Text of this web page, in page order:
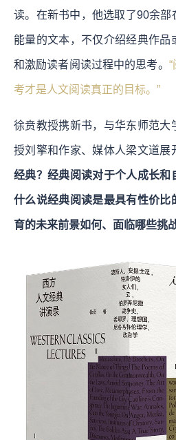
读。在新书中，他选取了90余部
能量的文本，不仅介绍经典作品
和激励读者阅读过程中的思考。
考才是人文阅读真正的目标。”
徐贲教授携新书，与华东师范大
授刘擎和作家、媒体人梁文道展
经典？经典阅读对于个人成长和
什么说经典阅读是最具有性价比
育的未来前景如何、面临哪些挑战